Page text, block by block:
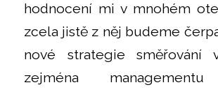
hodnocení mi v mnohém
zcela jistě z něj budeme
nové strategie směřování
zejména